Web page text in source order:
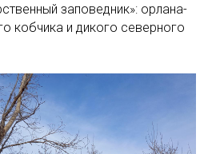
заповедник»: орлана-
кобчика и дикого северного